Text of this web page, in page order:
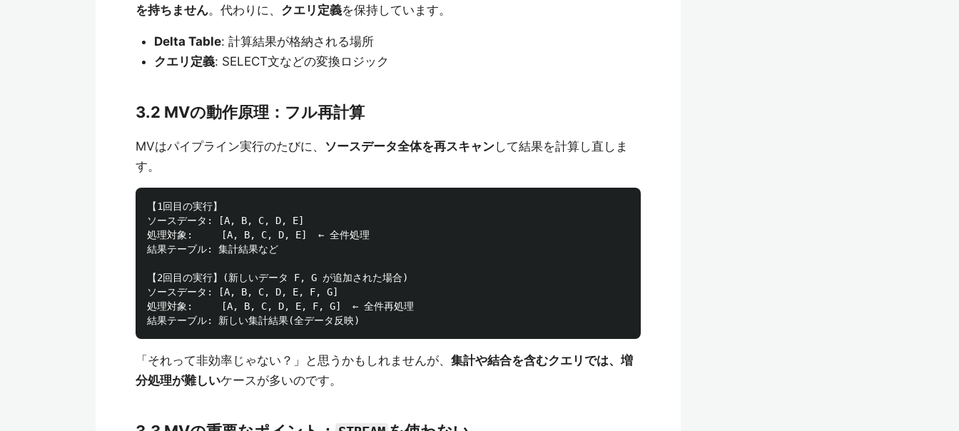
を持ちません。代わりに、 クエリ定義を保持しています。
Delta Table: 計算結果が格納される場所
クエリ定義: SELECT文などの変換ロジック
3.2 MVの動作原理：フル再計算
MVはパイプライン実行のたびに、 ソースデータ全体を再スキャンして結果を計算し直しま
す。
【1回目の実行】
ソースデータ: [A, B, C, D, E]
処理対象:     [A, B, C, D, E]  ← 全件処理
結果テーブル: 集計結果など
【2回目の実行】(新しいデータ F, G が追加された場合)
ソースデータ: [A, B, C, D, E, F, G]
処理対象:     [A, B, C, D, E, F, G]  ← 全件再処理
「それって非効率じゃない？」と思うかもしれませんが、 集計や結合を含むクエリでは、増
分処理が難しいケースが多いのです。